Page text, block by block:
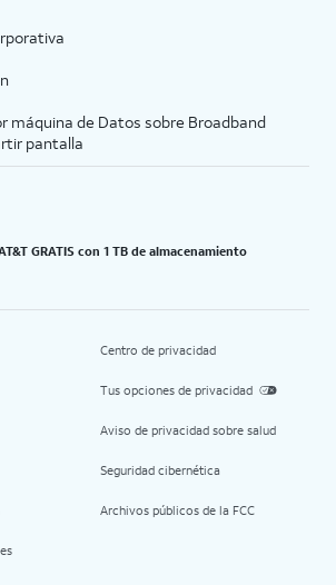
máquina de Datos sobre Broadband
pantalla
GRATIS con 1 TB de almacenamiento
Centro de privacidad
Tus opciones de privacidad
Aviso de privacidad sobre salud
Seguridad cibernética
Archivos públicos de la FCC